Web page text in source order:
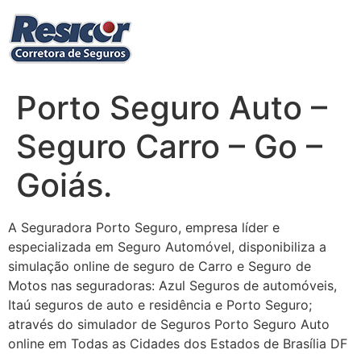
para
conteúdo
Porto Seguro Auto –
Seguro Carro – Go –
Goiás.
A Seguradora Porto Seguro, empresa líder e
especializada em Seguro Automóvel, disponibiliza a
simulação online de seguro de Carro e Seguro de
Motos nas seguradoras: Azul Seguros de automóveis,
Itaú seguros de auto e residência e Porto Seguro;
através do simulador de Seguros Porto Seguro Auto
online em Todas as Cidades dos Estados de Brasília DF